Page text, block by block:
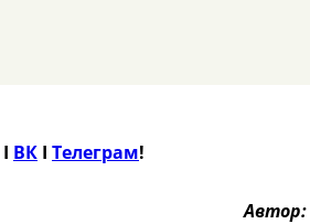
Ӏ ВК Ӏ Телеграм!
Автор: